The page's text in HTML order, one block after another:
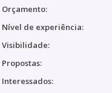
Orçamento:
Nível de experiência:
Visibilidade:
Propostas:
Interessados: